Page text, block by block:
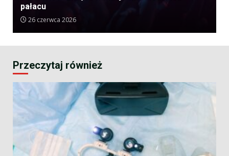
pałacu
26 czerwca 2026
Przeczytaj również